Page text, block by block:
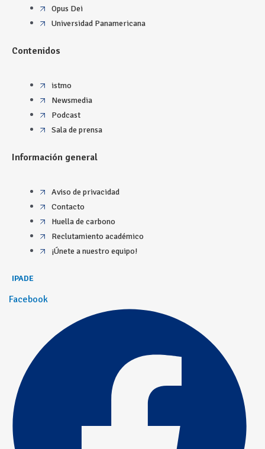
Opus Dei
Universidad Panamericana
Contenidos
istmo
Newsmedia
Podcast
Sala de prensa
Información general
Aviso de privacidad
Contacto
Huella de carbono
Reclutamiento académico
¡Únete a nuestro equipo!
IPADE
Facebook